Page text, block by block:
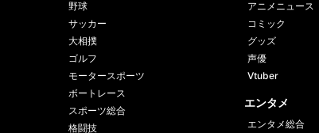
野球
サッカー
大相撲
ゴルフ
モータースポーツ
ボートレース
スポーツ総合
格闘技
アニメニュース
コミック
グッズ
声優
Vtuber
エンタメ
エンタメ総合